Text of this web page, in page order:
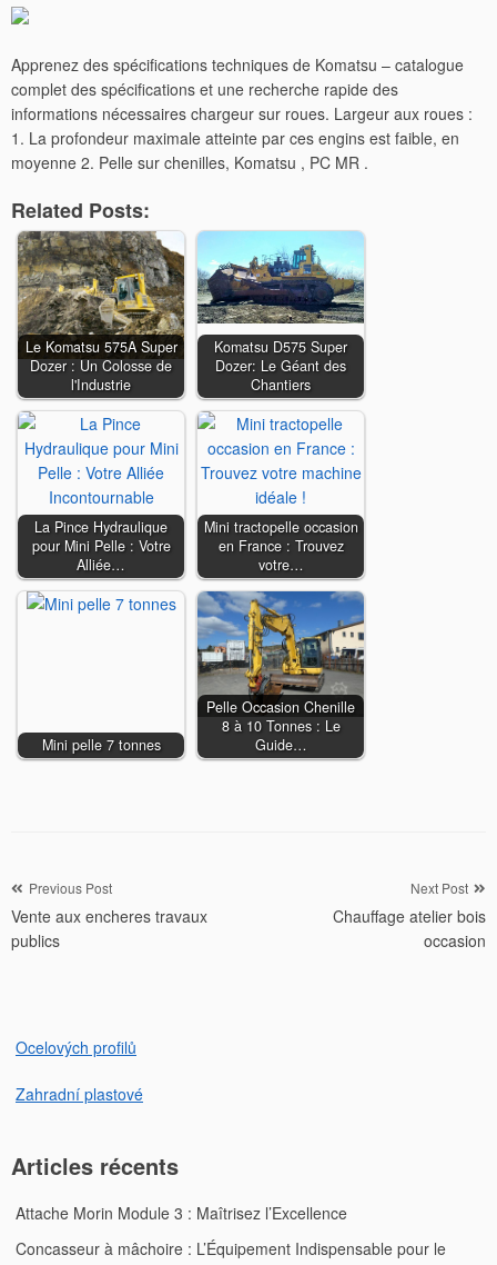
Apprenez des spécifications techniques de Komatsu – catalogue
complet des spécifications et une recherche rapide des
informations nécessaires chargeur sur roues. Largeur aux roues :
1. La profondeur maximale atteinte par ces engins est faible, en
moyenne 2. Pelle sur chenilles, Komatsu , PC MR .
Related Posts:
Le Komatsu 575A Super
Dozer : Un Colosse de
l'Industrie
Komatsu D575 Super
Dozer: Le Géant des
Chantiers
La Pince Hydraulique
pour Mini Pelle : Votre
Alliée…
Mini tractopelle occasion
en France : Trouvez
votre…
Mini pelle 7 tonnes
Pelle Occasion Chenille
8 à 10 Tonnes : Le
Guide…
Navigation
de
l’article
Previous Post
Vente aux encheres travaux
publics
Next Post
Chauffage atelier bois
occasion
Ocelových profilů
Zahradní plastové
Articles récents
Attache Morin Module 3 : Maîtrisez l’Excellence
Concasseur à mâchoire : L’Équipement Indispensable pour le